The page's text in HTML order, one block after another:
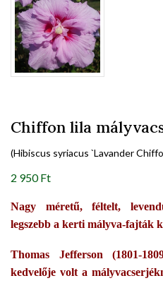
Chiffon lila
(Hibiscus syriacus `Lavander
2 950 Ft
Nagy méretű, féltelt,
legszebb a kerti mályva-fajták
Thomas Jefferson (1801-
kedvelője volt a